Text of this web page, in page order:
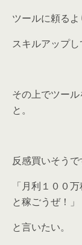
ツールに頼るよ
スキルアップし
その上でツー
と。
反感買いそうで
「月利１００
と稼ごうぜ！」
と言いたい。